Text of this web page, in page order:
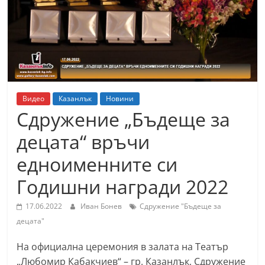
т
К
а
з
а
н
ъ
к
и
б
л
с
т
Видео Казанлък Новини
Сдружение „Бъдеще за
децата“ връчи
едноименните си
Годишни награди 2022
17.06.2022 Иван Бонев
Сдружение "Бъдеще за
децата"
На официална церемония в залата на Театър
„Любомир Кабакчиев“ – гр. Казанлък, Сдружение